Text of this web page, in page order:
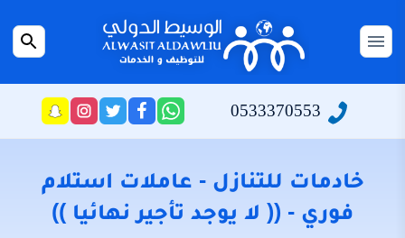
المحتوىالقائمة
الرئيسية
سياسة
من
نحن
بحث
0533370553
راسلنا
عبر
تابعنا
على
فيسبوك
تابعنا
على
تويتر
تابعنا
على
انستجرام
خادمات للتنازل - عاملات استلام
فوري - (( لا يوجد تأجير نهائيا ))